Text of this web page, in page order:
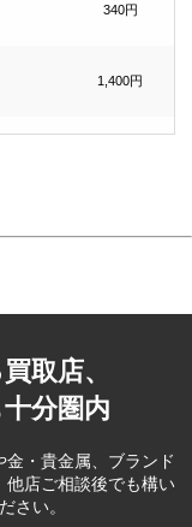
340円
1,400円
740円
390円
80円
取店、
分圏内
・貴金属、ブランド
他店ご相談後でも構い
さい。